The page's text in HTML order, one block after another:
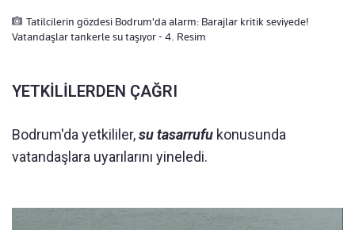
Tatilcilerin gözdesi Bodrum'da alarm: Barajlar kritik seviyede!
Vatandaşlar tankerle su taşıyor - 4. Resim
YETKİLİLERDEN ÇAĞRI
Bodrum'da yetkililer,su tasarrufu konusunda
vatandaşlara uyarılarını yineledi.